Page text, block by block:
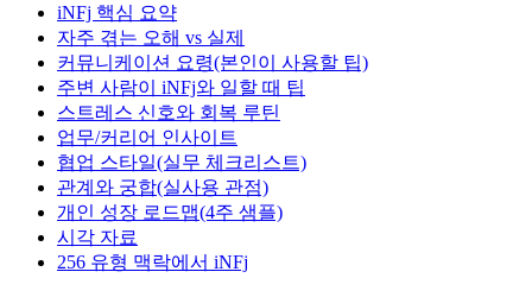
iNFj 핵심 요약
자주 겪는 오해 vs 실제
커뮤니케이션 요령(본인이 사용할 팁)
주변 사람이 iNFj와 일할 때 팁
스트레스 신호와 회복 루틴
업무/커리어 인사이트
협업 스타일(실무 체크리스트)
관계와 궁합(실사용 관점)
개인 성장 로드맵(4주 샘플)
시각 자료
256 유형 맥락에서 iNFj